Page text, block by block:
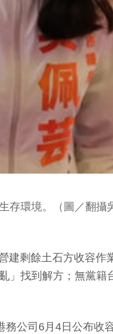
環境。（圖／翻攝
剩餘土石方收容
找到解方；無黨
公司6月4日公布